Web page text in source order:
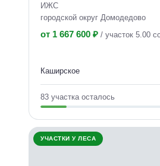
ИЖС
городской округ Домодедово
от 1 667 600 ₽ / участок 5.00
Каширское
83 участка осталось
УЧАСТКИ У ЛЕСА